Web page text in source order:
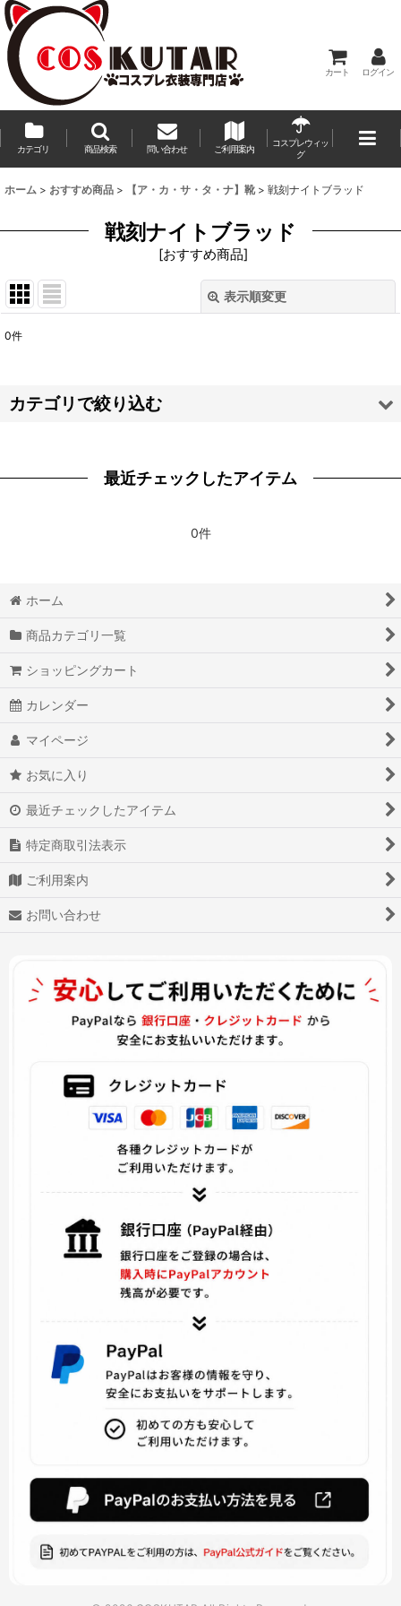
カート ログイン
カテゴリ 商品検索 問い合わせ ご利用案内
コスプレウィッ
グ
ホーム > おすすめ商品 > 【ア・カ・サ・タ・ナ】靴 > 戦刻ナイトブラッド
戦刻ナイトブラッド
[おすすめ商品]
表示順変更
並び順:
0件
カテゴリで絞り込む
ID:INVADED イド：インヴェイデッド
IDOLiSH7 アイドリッシュセブン
あんさんぶるスターズ!
少女前線
Star Wars スター・ウォーズ
白猫プロジェクト
アズールレーン
ヴァイオレット・エヴァーガーデン
ダーリン・イン・ザ・フランキス
Overwatch OW オーバーウォッチ
ドキドキリテラチャークラブ
Batman and Harley Quinn
KINGDOM HEARTS キングダムハーツ
アイドルマスター
SINoALICE -シノアリス
最近チェックしたアイテム
0件
ホーム
商品カテゴリ一覧
ショッピングカート
カレンダー
マイページ
お気に入り
最近チェックしたアイテム
特定商取引法表示
ご利用案内
お問い合わせ